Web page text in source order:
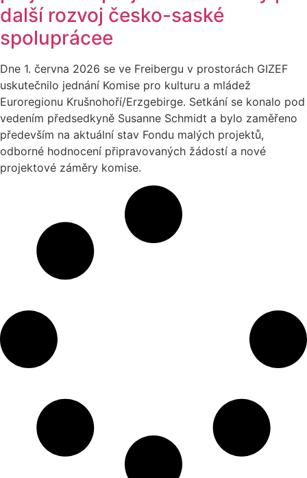
další rozvoj česko-saské
spoluprácee
Dne 1. června 2026 se ve Freibergu v prostorách GIZEF
uskutečnilo jednání Komise pro kulturu a mládež
Euroregionu Krušnohoří/Erzgebirge. Setkání se konalo pod
vedením předsedkyně Susanne Schmidt a bylo zaměřeno
především na aktuální stav Fondu malých projektů,
odborné hodnocení připravovaných žádostí a nové
projektové záměry komise.